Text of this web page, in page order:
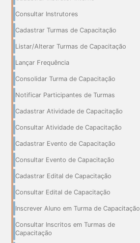
Consultar Instrutores
Cadastrar Turmas de Capacitação
Listar/Alterar Turmas de Capacitação
Lançar Frequência
Consolidar Turma de Capacitação
Notificar Participantes de Turmas
Cadastrar Atividade de Capacitação
Consultar Atividade de Capacitação
Cadastrar Evento de Capacitação
Consultar Evento de Capacitação
Cadastrar Edital de Capacitação
Consultar Edital de Capacitação
Inscrever Aluno em Turma de Capacitação
Consultar Inscritos em Turmas de
Capacitação